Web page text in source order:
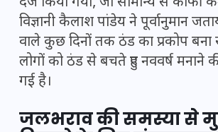
विज्ञानी कैलाश पांडेय ने पूर्वानुमान
वाले कुछ दिनों तक ठंड का प्रकोप बना
लोगों को ठंड से बचते हुए नववर्ष मनाने
गई है।
जलभराव की समस्या से